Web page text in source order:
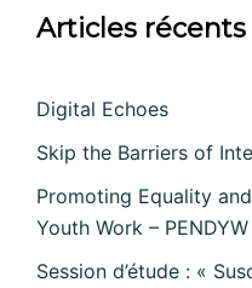
Articles récents
Digital Echoes
Skip the Barriers of
Promoting Equality
Youth Work – PENDYW
Session d’étude : «